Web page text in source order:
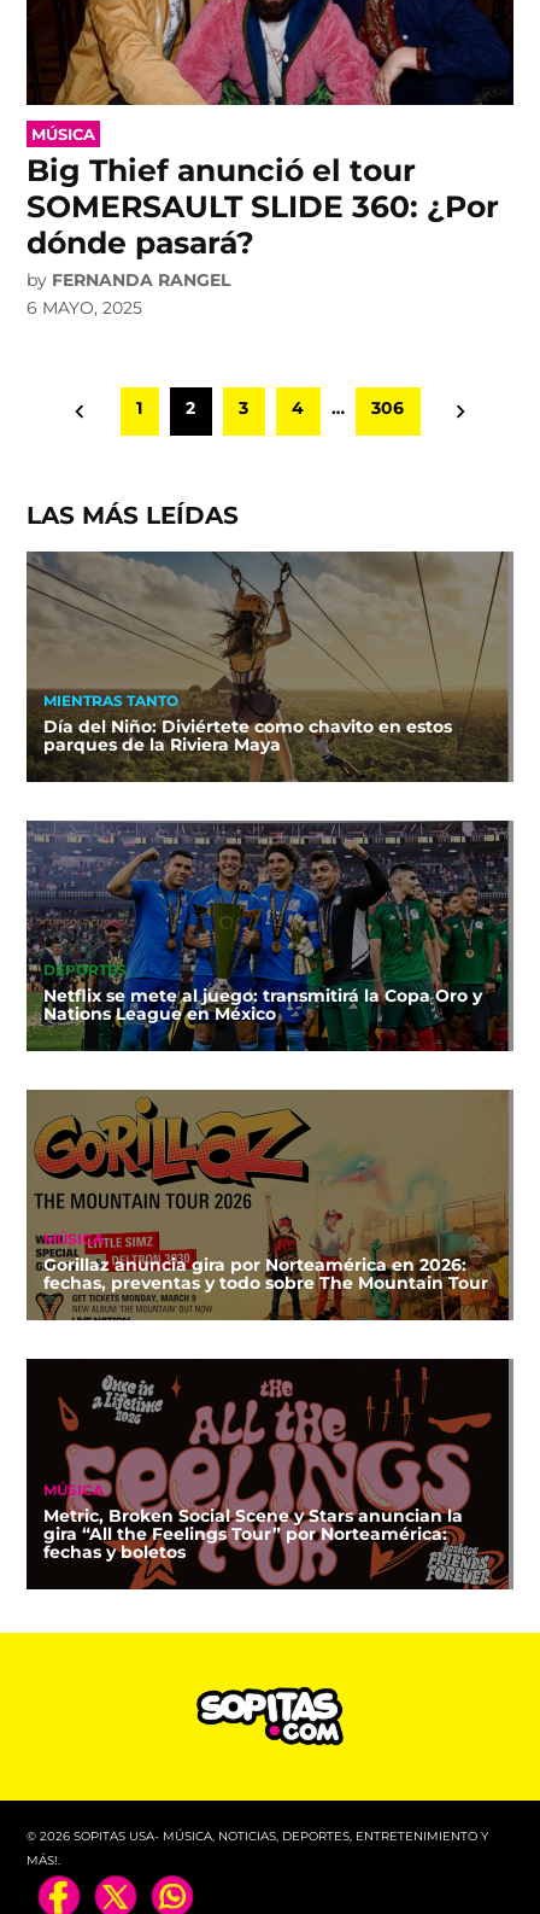
POSTED
IN
MÚSICA
Big Thief anunció el tour
SOMERSAULT SLIDE 360: ¿Por
dónde pasará?
by FERNANDA RANGEL
6 MAYO, 2025
Paginación
1 2 3 4 … 306
LAS MÁS LEÍDAS
MIENTRAS TANTO
Día del Niño: Diviértete como chavito en estos
parques de la Riviera Maya
DEPORTES
Netflix se mete al juego: transmitirá la Copa Oro y
Nations League en México
MÚSICA
Gorillaz anuncia gira por Norteamérica en 2026:
fechas, preventas y todo sobre The Mountain Tour
MÚSICA
Metric, Broken Social Scene y Stars anuncian la
gira “All the Feelings Tour” por Norteamérica:
fechas y boletos
© 2026 SOPITAS USA- MÚSICA, NOTICIAS, DEPORTES, ENTRETENIMIENTO Y
MÁS!.